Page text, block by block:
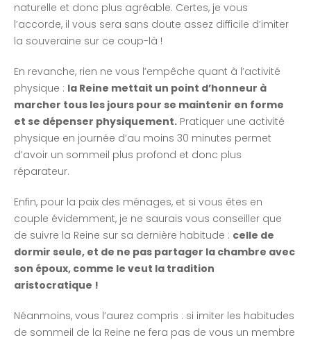
naturelle et donc plus agréable. Certes, je vous
l’accorde, il vous sera sans doute assez difficile d’imiter
la souveraine sur ce coup-là !
En revanche, rien ne vous l’empêche quant à l’activité
physique : la Reine mettait un point d’honneur à
marcher tous les jours pour se maintenir en forme
et se dépenser physiquement. Pratiquer une activité
physique en journée d’au moins 30 minutes permet
d’avoir un sommeil plus profond et donc plus
réparateur.
Enfin, pour la paix des ménages, et si vous êtes en
couple évidemment, je ne saurais vous conseiller que
de suivre la Reine sur sa dernière habitude : celle de
dormir seule, et de ne pas partager la chambre avec
son époux, comme le veut la tradition
aristocratique !
Néanmoins, vous l’aurez compris : si imiter les habitudes
de sommeil de la Reine ne fera pas de vous un membre